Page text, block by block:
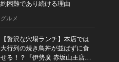
約困難であり続ける理由
グルメ
【贅沢な穴場ランチ】本店では
大行列の焼き鳥丼が並ばずに食
せる！？『伊勢廣 赤坂山王店』